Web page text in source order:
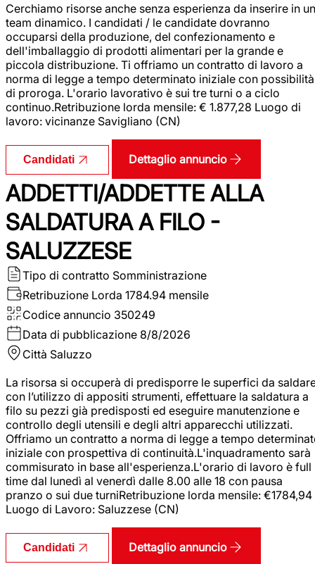
Cerchiamo risorse anche senza esperienza da inserire in un
team dinamico. I candidati / le candidate dovranno
occuparsi della produzione, del confezionamento e
dell'imballaggio di prodotti alimentari per la grande e
piccola distribuzione. Ti offriamo un contratto di lavoro a
norma di legge a tempo determinato iniziale con possibilità
di proroga. L'orario lavorativo è sui tre turni o a ciclo
continuo.Retribuzione lorda mensile: € 1.877,28 Luogo di
lavoro: vicinanze Savigliano (CN)
Candidati Dettaglio annuncio
ADDETTI/ADDETTE ALLA
SALDATURA A FILO -
SALUZZESE
Tipo di contratto Somministrazione
Retribuzione Lorda 1784.94 mensile
Codice annuncio 350249
Data di pubblicazione 8/8/2026
Città Saluzzo
La risorsa si occuperà di predisporre le superfici da
con l’utilizzo di appositi strumenti, effettuare la saldatura a
filo su pezzi già predisposti ed eseguire manutenzione e
controllo degli utensili e degli altri apparecchi utilizzati.
Offriamo un contratto a norma di legge a tempo
iniziale con prospettiva di continuità.L'inquadramento sarà
commisurato in base all'esperienza.L'orario di lavoro è full
time dal lunedì al venerdì dalle 8.00 alle 18 con pausa
pranzo o sui due turniRetribuzione lorda mensile: €1784,94
Luogo di Lavoro: Saluzzese (CN)
Candidati Dettaglio annuncio